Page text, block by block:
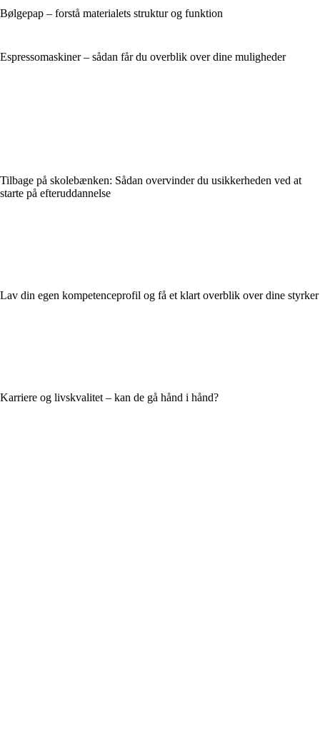
Bølgepap – forstå materialets struktur og funktion
Espressomaskiner – sådan får du overblik over dine muligheder
Tilbage på skolebænken: Sådan overvinder du usikkerheden ved at
starte på efteruddannelse
Lav din egen kompetenceprofil og få et klart overblik over dine styrker
Karriere og livskvalitet – kan de gå hånd i hånd?